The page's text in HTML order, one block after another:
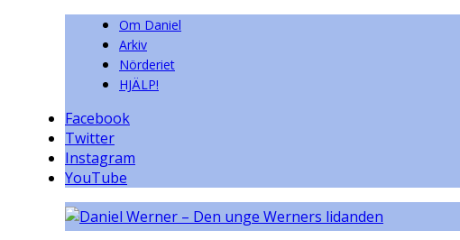
Om Daniel
Arkiv
Nörderiet
HJÄLP!
Facebook
Twitter
Instagram
YouTube